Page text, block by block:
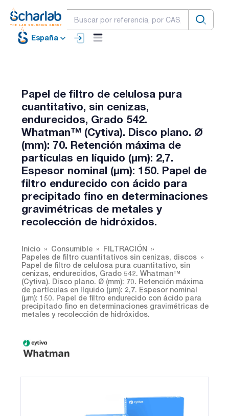
España
Papel de filtro de celulosa pura
cuantitativo, sin cenizas,
endurecidos, Grado 542.
Whatman™ (Cytiva). Disco plano. Ø
(mm): 70. Retención máxima de
partículas en líquido (µm): 2,7.
Espesor nominal (µm): 150. Papel de
filtro endurecido con ácido para
precipitado fino en determinaciones
gravimétricas de metales y
recolección de hidróxidos.
Inicio Consumible
FILTRACIÓN
Papeles de filtro cuantitativos sin cenizas, discos
Papel de filtro de celulosa pura cuantitativo, sin
cenizas, endurecidos, Grado 542. Whatman™
(Cytiva). Disco plano. Ø (mm): 70. Retención máxima
de partículas en líquido (µm): 2,7. Espesor nominal
(µm): 150. Papel de filtro endurecido con ácido para
precipitado fino en determinaciones gravimétricas de
metales y recolección de hidróxidos.